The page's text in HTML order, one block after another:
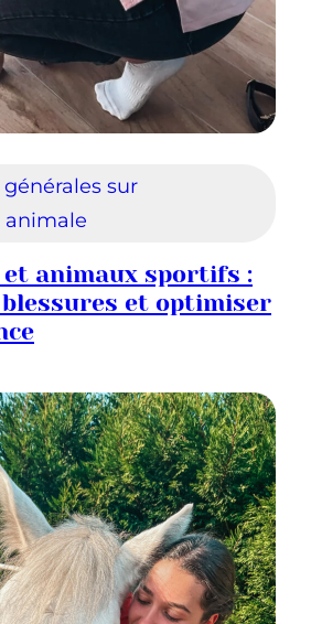
sur
animale
animaux sportifs :
et optimiser